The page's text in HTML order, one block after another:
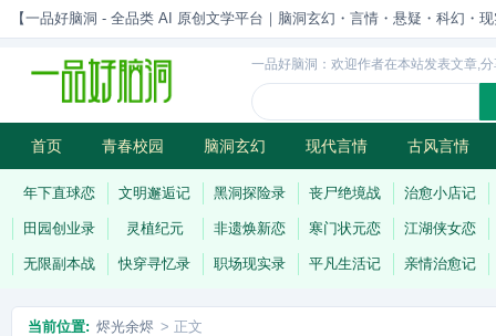
【一品好脑洞 - 全品类 AI 原创文学平台｜脑洞玄幻・言情・悬疑・科幻・
一品好脑洞：欢迎作者在本站发表文章,
首页 青春校园 脑洞玄幻 现代言情 古风言情
历史权谋 武侠江湖 灵异志怪 连载
年下直球恋 文明邂逅记 黑洞探险录 丧尸绝境战 治愈小店记
田园创业录 灵植纪元 非遗焕新恋 寒门状元恋 江湖侠女恋
无限副本战 快穿寻忆录 职场现实录 平凡生活记 亲情治愈记
当前位置: 烬光余烬 > 正文